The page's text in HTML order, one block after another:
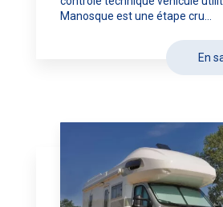
Manosque est une étape cru...
En